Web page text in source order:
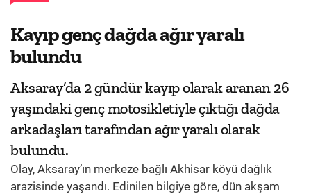
Kayıp genç dağda ağır yaralı
bulundu
Aksaray’da 2 gündür kayıp olarak aranan 26
yaşındaki genç motosikletiyle çıktığı dağda
arkadaşları tarafından ağır yaralı olarak
bulundu.
Olay, Aksaray’ın merkeze bağlı Akhisar köyü dağlık
arazisinde yaşandı. Edinilen bilgiye göre, dün akşam